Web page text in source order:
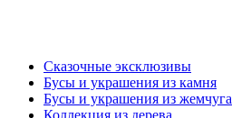
Сказочные эксклюзивы
Бусы и украшения из камня
Бусы и украшения из жемчуга
Коллекция из дерева